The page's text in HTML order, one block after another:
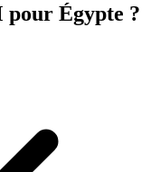
pour Égypte ?